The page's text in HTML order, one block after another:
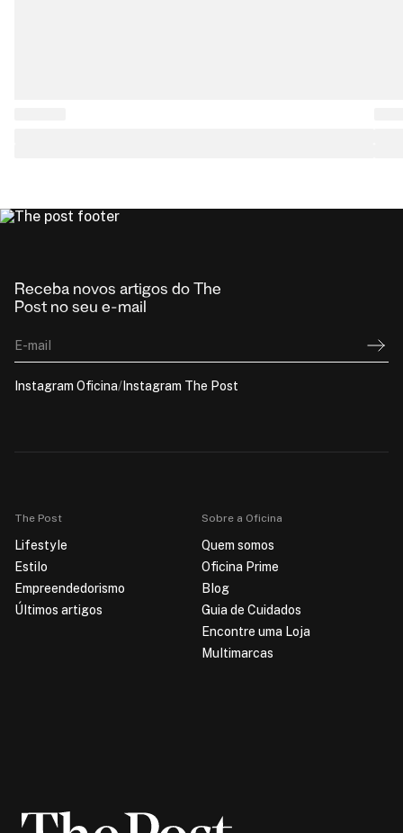
Receba novos artigos do The
Post no seu e-mail
E-mail
Instagram Oficina/ Instagram The Post
The Post
Lifestyle
Estilo
Empreendedorismo
Últimos artigos
Sobre a Oficina
Quem somos
Oficina Prime
Blog
Guia de Cuidados
Encontre uma Loja
Multimarcas